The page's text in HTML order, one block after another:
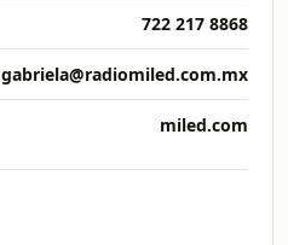
722 217 8868
gabriela@radiomiled.com.mx
miled.com